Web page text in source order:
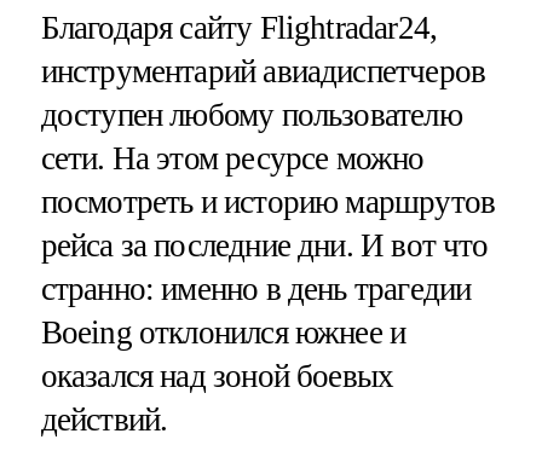
Благодаря сайту Flightradar24,
инструментарий авиадиспетчеров
доступен любому пользователю
сети. На этом ресурсе можно
посмотреть и историю маршрутов
рейса за последние дни. И вот что
странно: именно в день трагедии
Boeing отклонился южнее и
оказался над зоной боевых
действий.